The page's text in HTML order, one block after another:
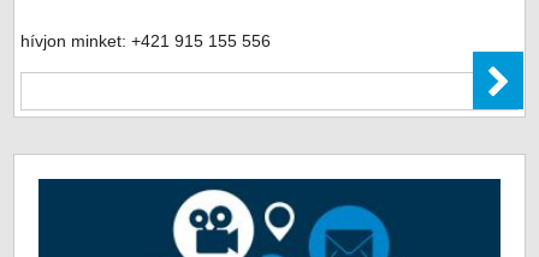
hívjon minket: +421 915 155 556